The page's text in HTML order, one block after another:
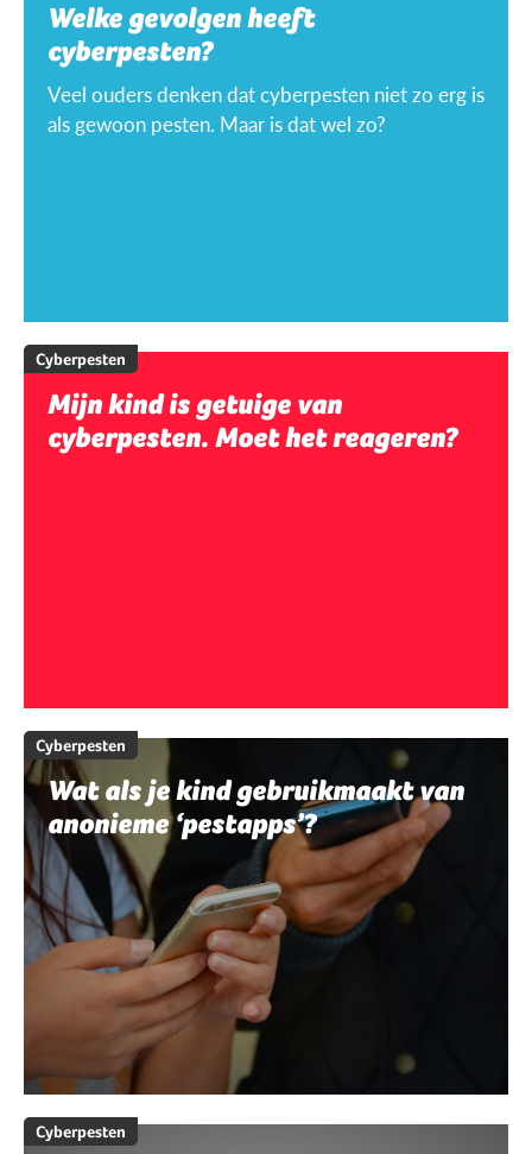
Welke gevolgen heeft
cyberpesten?
Veel ouders denken dat cyberpesten niet zo erg is
als gewoon pesten. Maar is dat wel zo?
Cyberpesten
Mijn kind is getuige van
cyberpesten. Moet het reageren?
Cyberpesten
Wat als je kind gebruikmaakt van
anonieme ‘pestapps’?
Cyberpesten